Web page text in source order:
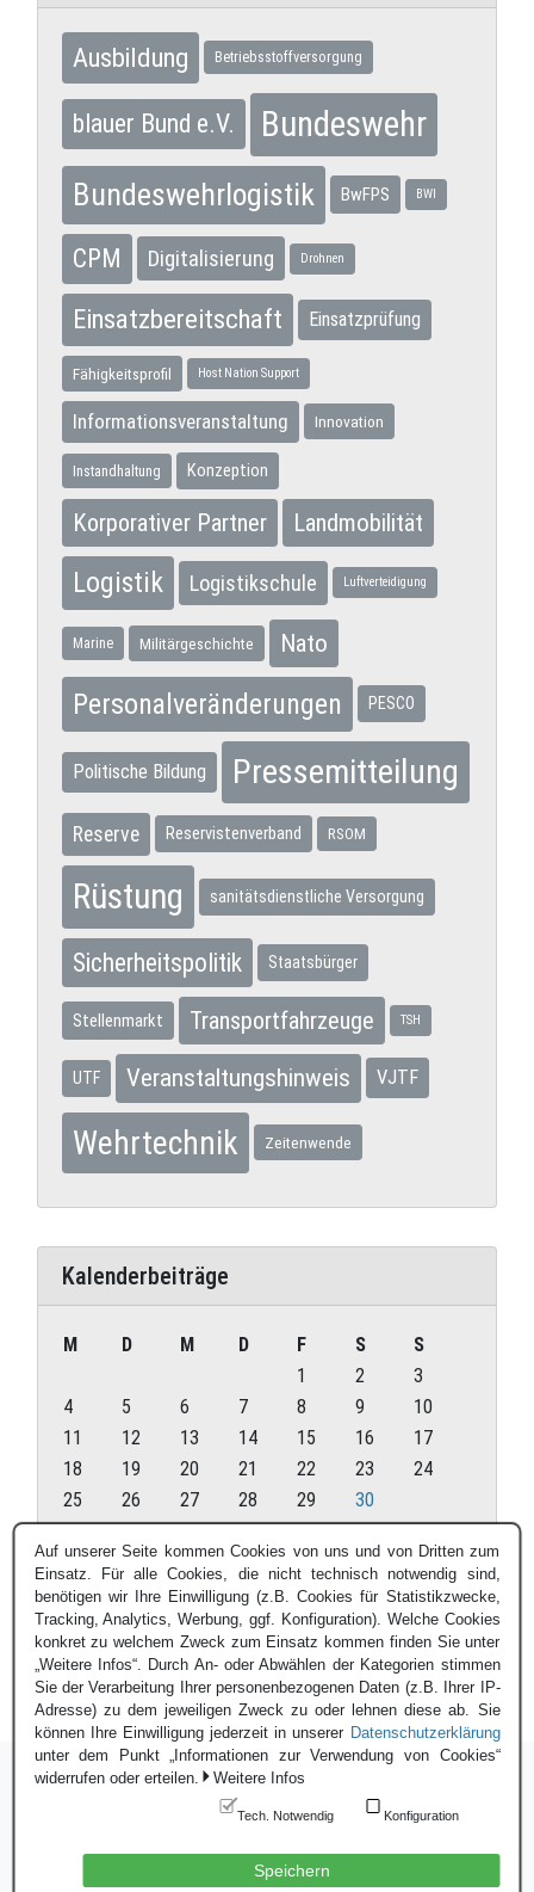
Ausbildung Betriebsstoffversorgung
blauer Bund e.V. Bundeswehr
Bundeswehrlogistik BwFPS BWI
CPM Digitalisierung Drohnen
Einsatzbereitschaft Einsatzprüfung
Fähigkeitsprofil Host Nation Support
Informationsveranstaltung Innovation
Instandhaltung Konzeption
Korporativer Partner Landmobilität
Logistik Logistikschule Luftverteidigung
Marine Militärgeschichte Nato
Personalveränderungen PESCO
Politische Bildung Pressemitteilung
Reserve Reservistenverband RSOM
Rüstung sanitätsdienstliche Versorgung
Sicherheitspolitik Staatsbürger
Stellenmarkt Transportfahrzeuge TSH
UTF Veranstaltungshinweis VJTF
Wehrtechnik Zeitenwende
Kalenderbeiträge
Juni 2018
M D M D F S
S
1
2
3
4
5 6 7 8 9
10
11
12 13 14 15 16
17
18
19 20 21 22 23
24
25
26 27 28 29 30
« Mai Juli »
© Blauer Bund e.V. - 2026
Auf unserer Seite kommen Cookies von uns und von Dritten zum
Einsatz. Für alle Cookies, die nicht technisch notwendig sind,
benötigen wir Ihre Einwilligung (z.B. Cookies für Statistikzwecke,
Tracking, Analytics, Werbung, ggf. Konfiguration). Welche Cookies
konkret zu welchem Zweck zum Einsatz kommen finden Sie unter
„Weitere Infos“. Durch An- oder Abwählen der Kategorien stimmen
Sie der Verarbeitung Ihrer personenbezogenen Daten (z.B. Ihrer IP-
Adresse) zu dem jeweiligen Zweck zu oder lehnen diese ab. Sie
können Ihre Einwilligung jederzeit in unserer Datenschutzerklärung
unter dem Punkt „Informationen zur Verwendung von Cookies“
widerrufen oder erteilen.
Weitere Infos
Tech. Notwendig Konfiguration
Speichern